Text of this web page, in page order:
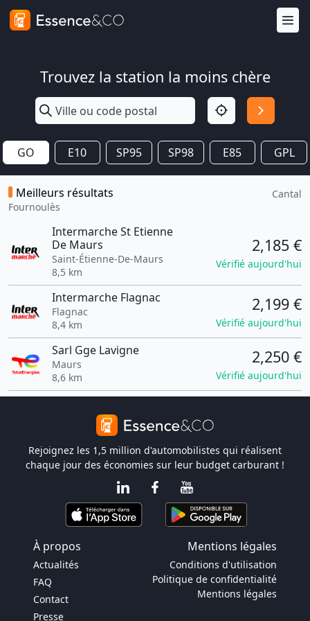
Trouvez la station la moins chère
GO E10 SP95 SP98 E85 GPL
Meilleurs résultats
Fournoulès
Cantal
Intermarche St Etienne
De Maurs
Saint-Étienne-De-Maurs
8,5 km
2,185 €
Vérifié aujourd'hui
Intermarche Flagnac
Flagnac
8,4 km
2,199 €
Vérifié aujourd'hui
Sarl Gge Lavigne
Maurs
8,6 km
2,250 €
Vérifié aujourd'hui
Rejoignez les 1,5 million d'automobilistes qui réalisent
chaque jour des économies sur leur budget carburant !
À propos Mentions légales
Actualités
FAQ
Contact
Presse
Conditions d'utilisation
Politique de confidentialité
Mentions légales